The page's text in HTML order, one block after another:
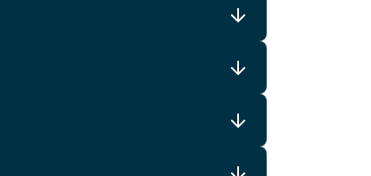
erklären Sie, dass Sie die